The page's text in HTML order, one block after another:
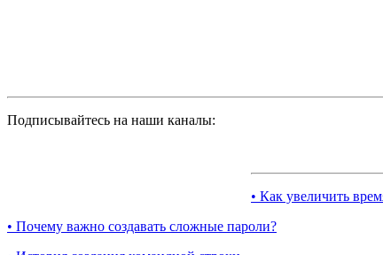
Подписывайтесь на наши каналы:
• Как увеличить
• Почему важно создавать сложные пароли?